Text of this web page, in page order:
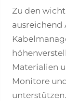
Zu den
ausreichend
Materialien
Monitore